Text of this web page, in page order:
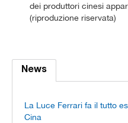
dei produttori cinesi
(riproduzione riservata)
News
La Luce Ferrari fa il tutto
Cina